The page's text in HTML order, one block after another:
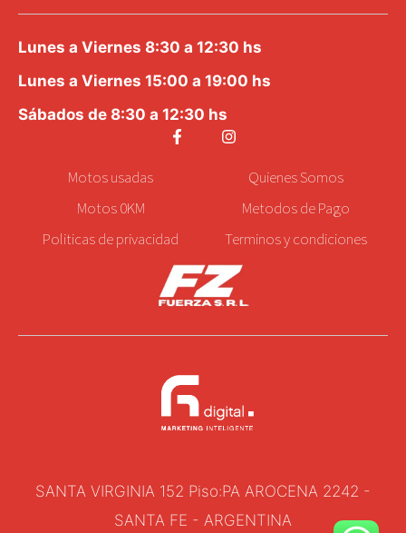
Lunes a Viernes 8:30 a 12:30 hs
Lunes a Viernes 15:00 a 19:00 hs
Sábados de 8:30 a 12:30 hs
Motosusadas
Motos 0KM
Politicas de privacidad
Quienes Somos
Metodos de Pago
Terminos y condiciones
SANTA VIRGINIA 152 Piso:PA AROCENA 2242 -
SANTA FE - ARGENTINA